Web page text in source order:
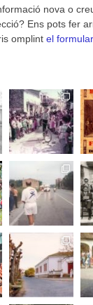
nova o
Ens pots fer
omplint el